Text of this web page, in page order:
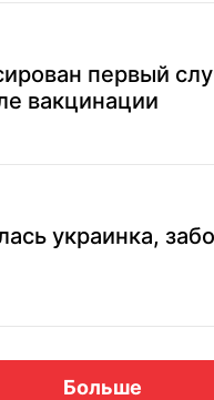
первый
вакцинации
украинка,
Больше